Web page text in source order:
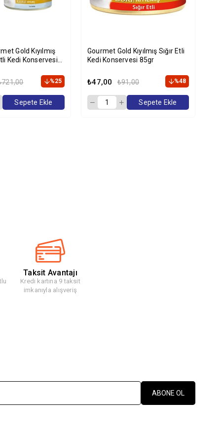
Gold Kıyılmış
Kedi Konservesi
%25
Sepete Ekle
Gourmet Gold Kıyılmış Sığır Etli
Kedi Konservesi 85gr
₺47,00 ₺91,00 %48
Sepete Ekle
Taksit Avantajı
Kredi kartına 9 taksit
imkanıyla alışveriş
ABONE OL